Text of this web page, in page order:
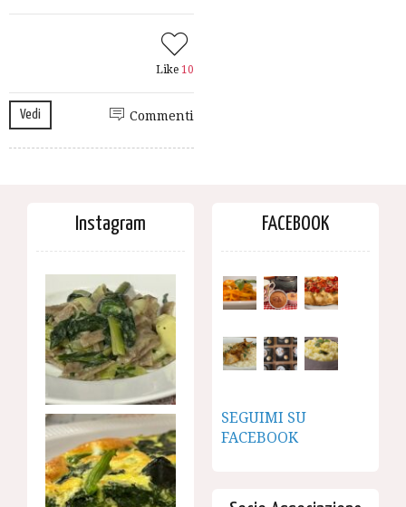
Like 10
Vedi Commenti
Instagram FACEBOOK
SEGUIMI SU
FACEBOOK